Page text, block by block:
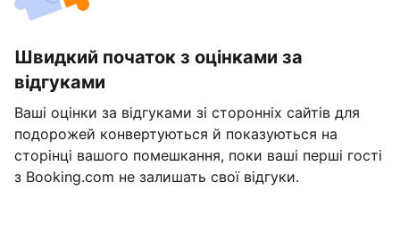
Швидкий початок з оцінками за
відгуками
Ваші оцінки за відгуками зі сторонніх сайтів для
подорожей конвертуються й показуються на
сторінці вашого помешкання, поки ваші перші гості
з Booking.com не залишать свої відгуки.